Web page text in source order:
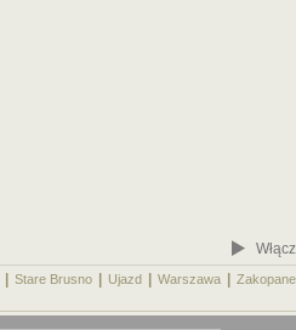
Stare Brusno Ujazd Warszawa Zakopane